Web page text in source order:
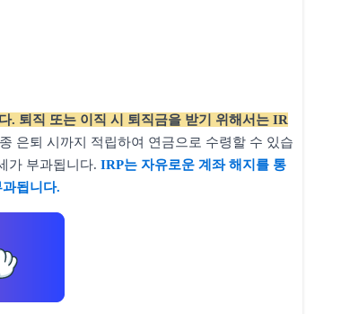
. 퇴직 또는 이직 시 퇴직금을 받기 위해서는 IR
은퇴 시까지 적립하여 연금으로 수령할 수 있습
가 부과됩니다.IRP는 자유로운 계좌 해지를 통
됩니다.